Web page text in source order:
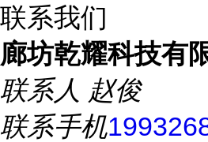
联系我们
廊坊乾耀科技有
联系人 赵俊
联系手机